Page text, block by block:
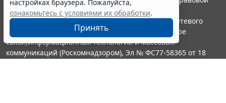
настройках браузера. Пожалуйста,
ознакомьтесь с условиями их обработки.
Принять
информации ГАРАНТ.
Портал ГАРАНТ.РУ зарегистрирован в качестве сетевого
издания Федеральной службой по надзору в сфере
связи,информационных технологий и массовых
коммуникаций (Роскомнадзором), Эл № ФС77-58365 от 18